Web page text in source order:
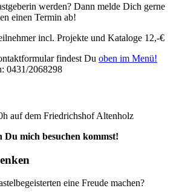
werden? Dann melde Dich gerne
einen Termin ab!
incl. Projekte und Kataloge 12,-€
findest Du oben im Menü!
0431/2068298
auf dem Friedrichshof Altenholz
Du mich besuchen kommst!
eine Freude machen?